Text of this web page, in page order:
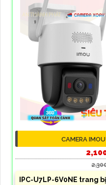
CAMERA
IPC-U7LP-6V0NE trang